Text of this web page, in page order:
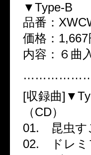
▼Type-B
品番：
価格：1,667
内容：６曲
[収録曲
（CD）
01. 昆虫す
02. ドレミ